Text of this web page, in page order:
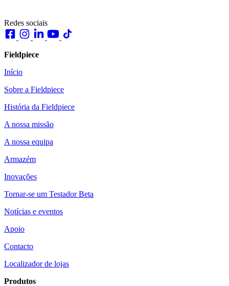
Redes sociais
Fieldpiece
Início
Sobre a Fieldpiece
História da Fieldpiece
A nossa missão
A nossa equipa
Armazém
Inovações
Tornar-se um Testador Beta
Notícias e eventos
Apoio
Contacto
Localizador de lojas
Produtos